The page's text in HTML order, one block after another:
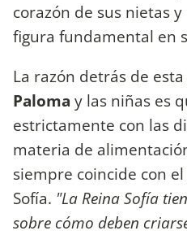
corazón de sus nietas
figura fundamental en
La razón detrás de
Paloma y las niñas es
estrictamente con las
materia de
siempre coincide con
Sofía. "La Reina Sofía
sobre cómo deben